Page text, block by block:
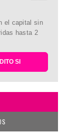
el capital sin
hasta 2
SI